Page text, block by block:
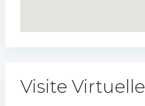
Visite Virtuelle